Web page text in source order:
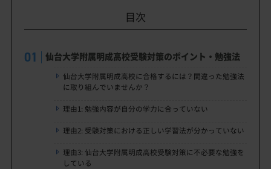
目次
仙台大学附属明成高校受験対策のポイント・勉強法
仙台大学附属明成高校に合格するには？間違った勉強法
に取り組んでいませんか？
理由1: 勉強内容が自分の学力に合っていない
理由2: 受験対策における正しい学習法が分かっていない
理由3: 仙台大学附属明成高校受験対策に不必要な勉強を
している